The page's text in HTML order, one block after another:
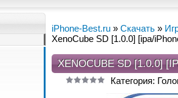
iPhone-Best.ru » Скачать »
XenoCube SD [1.0.0] [ipa/
XENOCUBE SD [1.0.0]
Категория: